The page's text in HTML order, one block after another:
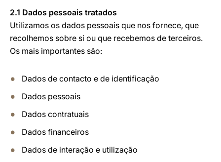
2.1 Dados pessoais tratados
Utilizamos os dados pessoais que nos fornece, que
recolhemos sobre si ou que recebemos de terceiros.
Os mais importantes são:
Dados de contacto e de identificação
Dados pessoais
Dados contratuais
Dados financeiros
Dados de interação e utilização